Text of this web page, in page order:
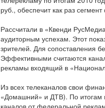
руб., обеспечит как раз
Рассчитали в «Квенди
аудиторным успехам. Этот
зрителей. Для сопоставления
Эффективными считаются
рекламы входящий в
Из всех телеканалов свои
«Домашний» и ДТВ). По итогам
каналов от федеральной